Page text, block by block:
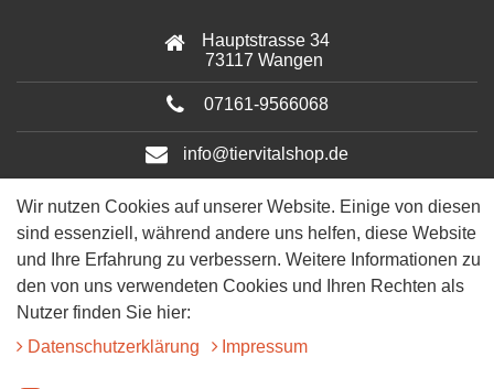
Hauptstrasse 34
73117 Wangen
07161-9566068
info@tiervitalshop.de
Folgt uns auf Facebook
Folgt uns auf Instagram
Wir nutzen Cookies auf unserer Website. Einige von diesen
sind essenziell, während andere uns helfen, diese Website
und Ihre Erfahrung zu verbessern. Weitere Informationen zu
den von uns verwendeten Cookies und Ihren Rechten als
Nutzer finden Sie hier:
Daten­schutz­erklärung
Impressum